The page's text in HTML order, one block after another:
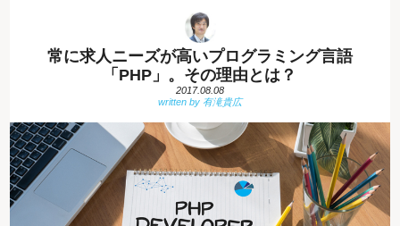
常に求人ニーズが高いプログラミング言語
「PHP」。その理由とは？
2017.08.08